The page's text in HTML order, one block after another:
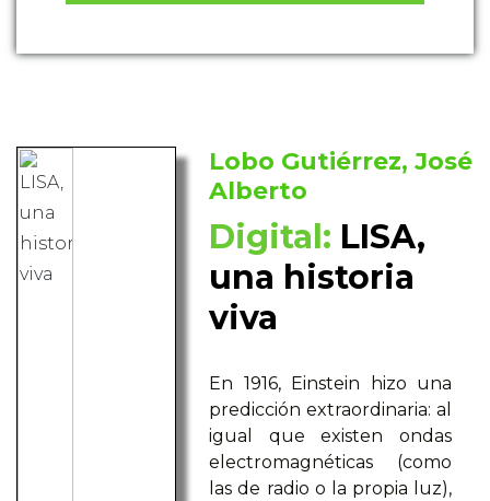
Lobo Gutiérrez, José
Alberto
Digital: LISA,
una historia
viva
En 1916, Einstein hizo una
predicción extraordinaria: al
igual que existen ondas
electromagnéticas (como
las de radio o la propia luz),